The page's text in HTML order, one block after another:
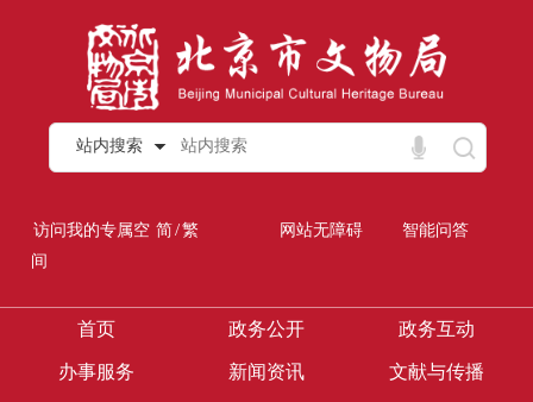
站内搜索
访问我的专属空
间
简/繁 网站无障碍 智能问答
首页 政务公开 政务互动
办事服务 新闻资讯 文献与传播